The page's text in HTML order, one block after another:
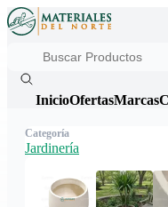
InicioOfertasMarcas
Categoría
Jardinería